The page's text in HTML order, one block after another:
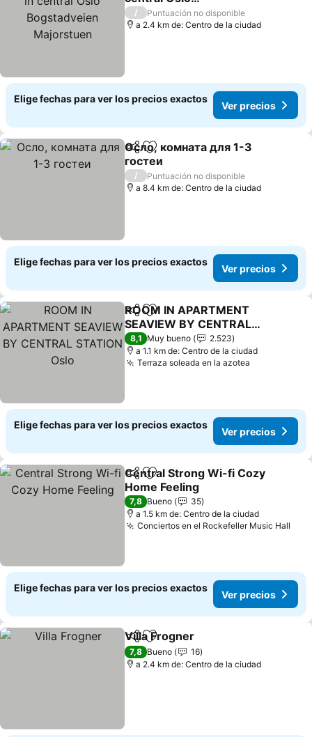
Bogstadveien Majorstuen
Ver precios
/
Puntuación no disponible
a 2.4 km de: Centro de la ciudad
Elige fechas para ver los precios exactos
Ver precios
CompartirAgregar a favoritos
Осло, комната для 1-3
гостеи
Ver precios
/
Puntuación no disponible
a 8.4 km de: Centro de la ciudad
Elige fechas para ver los precios exactos
Ver precios
CompartirAgregar a favoritos
ROOM IN APARTMENT
SEAVIEW BY CENTRAL
STATION Oslo
Ver precios
8,1 Muy bueno
2.523
a 1.1 km de: Centro de la ciudad
Terraza soleada en la azotea
Elige fechas para ver los precios exactos
Ver precios
CompartirAgregar a favoritos
Central Strong Wi-fi Cozy
Home Feeling
Ver precios
7,8 Bueno
35
a 1.5 km de: Centro de la ciudad
Conciertos en el Rockefeller Music Hall
Elige fechas para ver los precios exactos
Ver precios
CompartirAgregar a favoritos
Villa Frogner
7,8 Bueno
16
a 2.4 km de: Centro de la ciudad